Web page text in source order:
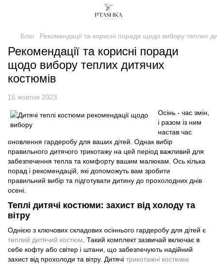
Блог Рекомендації та корисні поради щодо вибору теплих
Рекомендації та корисні поради
щодо вибору теплих дитячих
костюмів
15 жовтня 2023
Осінь - час змін,
і разом із ним
настав час
оновлення гардеробу для ваших дітей. Однак вибір
правильного дитячого трикотажу на цей період важливий для
забезпечення тепла та комфорту вашим малюкам. Ось кілька
порад і рекомендацій, які допоможуть вам зробити
правильний вибір та підготувати дитину до прохолодних днів
осені.
Теплі дитячі костюми: захист від холоду та
вітру
Однією з ключових складових осіннього гардеробу для дітей є
теплий дитячий костюм . Такий комплект зазвичай включає в
себе кофту або світер і штани, що забезпечують надійний
захист від прохолоди та вітру. Дитячі трикотажні костюми